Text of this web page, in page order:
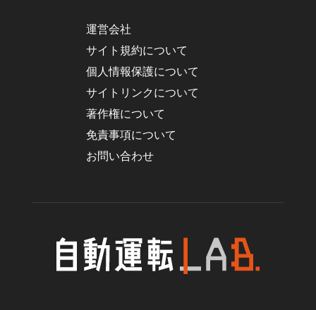
運営会社
サイト規約について
個人情報保護について
サイトリンクについて
著作権について
免責事項について
お問い合わせ